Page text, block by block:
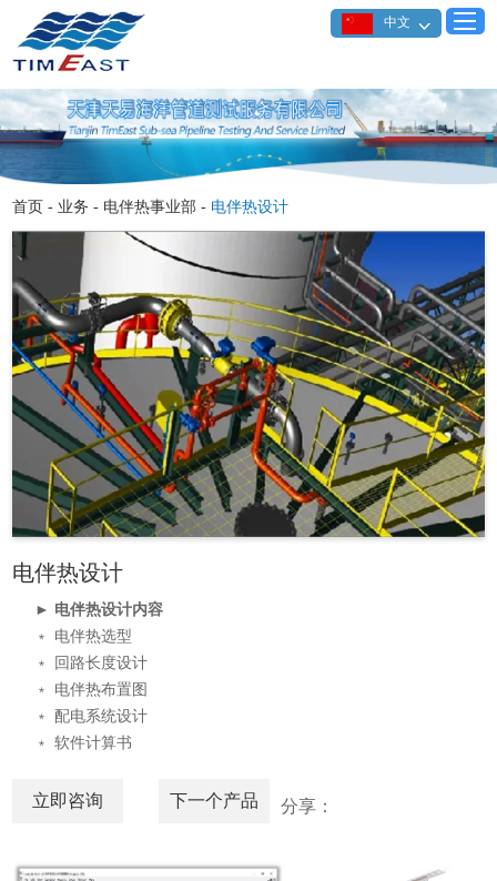
中文
首页 - 业务 - 电伴热事业部 - 电伴热设计
电伴热设计
► 电伴热设计内容
﹡ 电伴热选型
﹡ 回路长度设计
﹡ 电伴热布置图
﹡ 配电系统设计
﹡ 软件计算书
立即咨询 下一个产品 分享：